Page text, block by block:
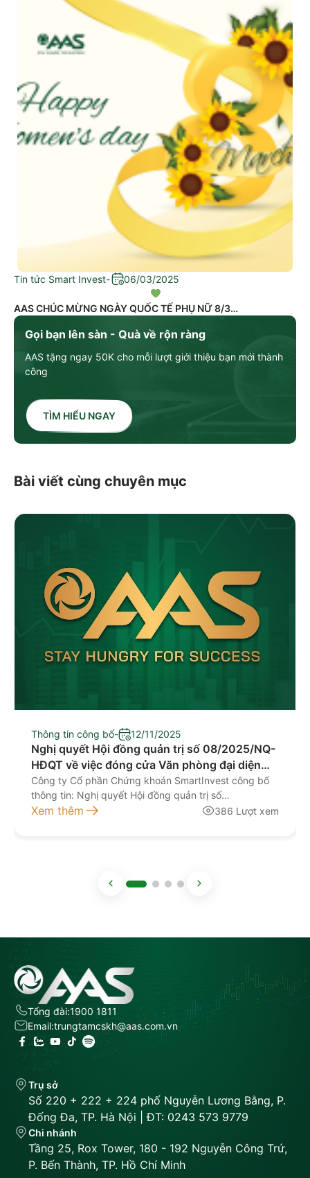
Gọi bạn lên sàn - Quà về rộn ràng
AAS tặng ngay 50K cho mỗi lượt giới thiệu bạn mới thành
công
TÌM HIỂU NGAY
Tin tức Smart Invest- 06/03/2025
AAS CHÚC MỪNG NGÀY QUỐC TẾ PHỤ NỮ 8/3
Bài viết cùng chuyên mục
Thông tin công bố- 12/11/2025
Nghị quyết Hội đồng quản trị số 08/2025/NQ-
HĐQT về việc đóng cửa Văn phòng đại diện
Nam Định
Công ty Cổ phần Chứng khoán SmartInvest công bố
thông tin: Nghị quyết Hội đồng quản trị số
08/2025/NQ-HĐQT ngày 11/11/2025 về việc đóng
Xem thêm 386 Lượt xem
Tổng đài:1900 1811
Email:trungtamcskh@aas.com.vn
Trụ sở
Số 220 + 222 + 224 phố Nguyễn Lương Bằng, P.
Đống Đa, TP. Hà Nội | ĐT: 0243 573 9779
Chi nhánh
Tầng 25, Rox Tower, 180 - 192 Nguyễn Công Trứ,
P. Bến Thành, TP. Hồ Chí Minh